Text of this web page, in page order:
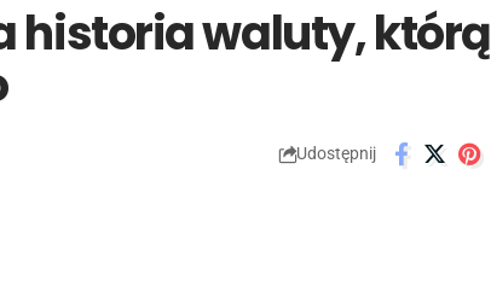
historia waluty, którą
Udostępnij